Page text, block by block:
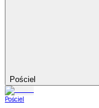
Pościel
Pościel